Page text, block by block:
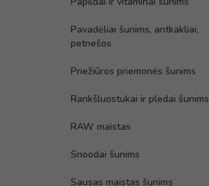
Pavadėliai šunims, antkakliai,
petnešos
Priežiūros priemonės šunims
Rankšluostukai ir pledai šunims
RAW maistas
Snoodai šunims
Sausas maistas šunims